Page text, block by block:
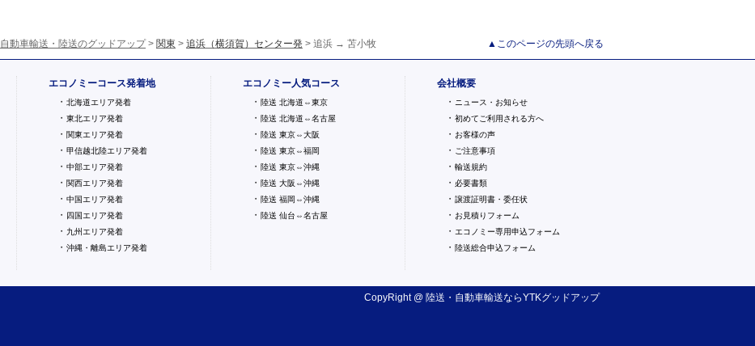
▲このページの先頭へ戻る
自動車輸送・陸送のグッドアップ> 関東 > 追浜（横須賀）センター発 > 追浜 → 苫小牧
エコノミーコース発着地
・ 北海道エリア発着
・ 東北エリア発着
・ 関東エリア発着
・ 甲信越北陸エリア発着
・ 中部エリア発着
・ 関西エリア発着
・ 中国エリア発着
・ 四国エリア発着
・ 九州エリア発着
・ 沖縄・離島エリア発着
エコノミー人気コース
・ 陸送 北海道⇔東京
・ 陸送 北海道⇔名古屋
・ 陸送 東京⇔大阪
・ 陸送 東京⇔福岡
・ 陸送 東京⇔沖縄
・ 陸送 大阪⇔沖縄
・ 陸送 福岡⇔沖縄
・ 陸送 仙台⇔名古屋
会社概要
・
ニュース・お知らせ
・ 初めてご利用される方へ
・ お客様の声
・ ご注意事項
・ 輸送規約
・ 必要書類
・ 譲渡証明書・委任状
・ お見積りフォーム
・ エコノミー専用申込フォーム
・ 陸送総合申込フォーム
CopyRight @ 陸送・自動車輸送ならYTKグッドアップ